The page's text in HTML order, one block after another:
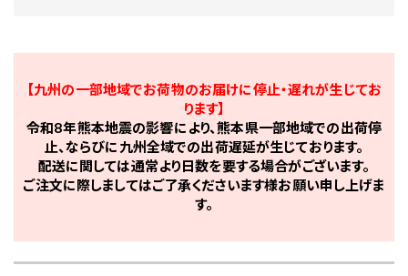
【九州の一部地域でお荷物のお届けに停止・遅れが生じてお
ります】
令和8年熊本地震の影響により、熊本県一部地域での出荷停
止、ならびに九州全域での出荷遅延が生じております。
配送に関しては通常より日数を要する場合がございます。
ご注文に際しましてはご了承くださいます様お願い申し上げま
す。